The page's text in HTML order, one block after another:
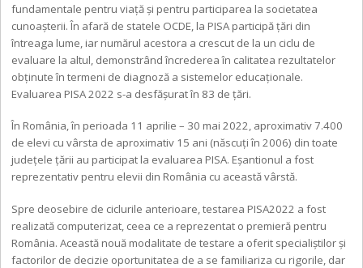
fundamentale pentru viață și pentru participarea la societatea
cunoașterii. În afară de statele OCDE, la PISA participă țări din
întreaga lume, iar numărul acestora a crescut de la un ciclu de
evaluare la altul, demonstrând încrederea în calitatea rezultatelor
obținute în termeni de diagnoză a sistemelor educaționale.
Evaluarea PISA 2022 s-a desfășurat în 83 de țări.
În România, în perioada 11 aprilie – 30 mai 2022, aproximativ 7.400
de elevi cu vârsta de aproximativ 15 ani (născuți în 2006) din toate
județele țării au participat la evaluarea PISA. Eșantionul a fost
reprezentativ pentru elevii din România cu această vârstă.
Spre deosebire de ciclurile anterioare, testarea PISA2022 a fost
realizată computerizat, ceea ce a reprezentat o premieră pentru
România. Această nouă modalitate de testare a oferit specialiștilor și
factorilor de decizie oportunitatea de a se familiariza cu rigorile, dar